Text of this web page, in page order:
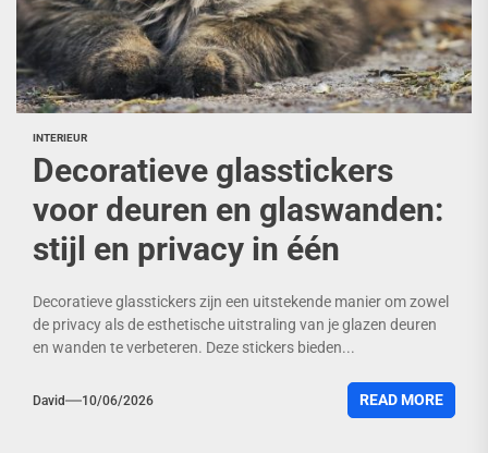
INTERIEUR
Decoratieve glasstickers
voor deuren en glaswanden:
stijl en privacy in één
Decoratieve glasstickers zijn een uitstekende manier om zowel
de privacy als de esthetische uitstraling van je glazen deuren
en wanden te verbeteren. Deze stickers bieden...
David 10/06/2026 READ MORE